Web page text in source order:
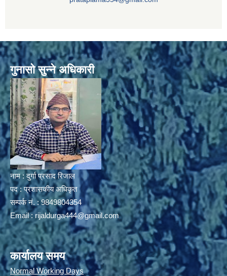
गुनासो सुन्ने अधिकारी
नाम : दुर्गा प्रसाद रिजाल
पद : प्रशासकीय अधिकृत
सम्पर्क नं. : 9849804354
Email : rijaldurga444@gmail.com
कार्यालय समय
Normal Working Days